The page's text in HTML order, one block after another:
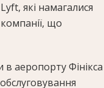
які намагалися
що
аеропорту Фінікса